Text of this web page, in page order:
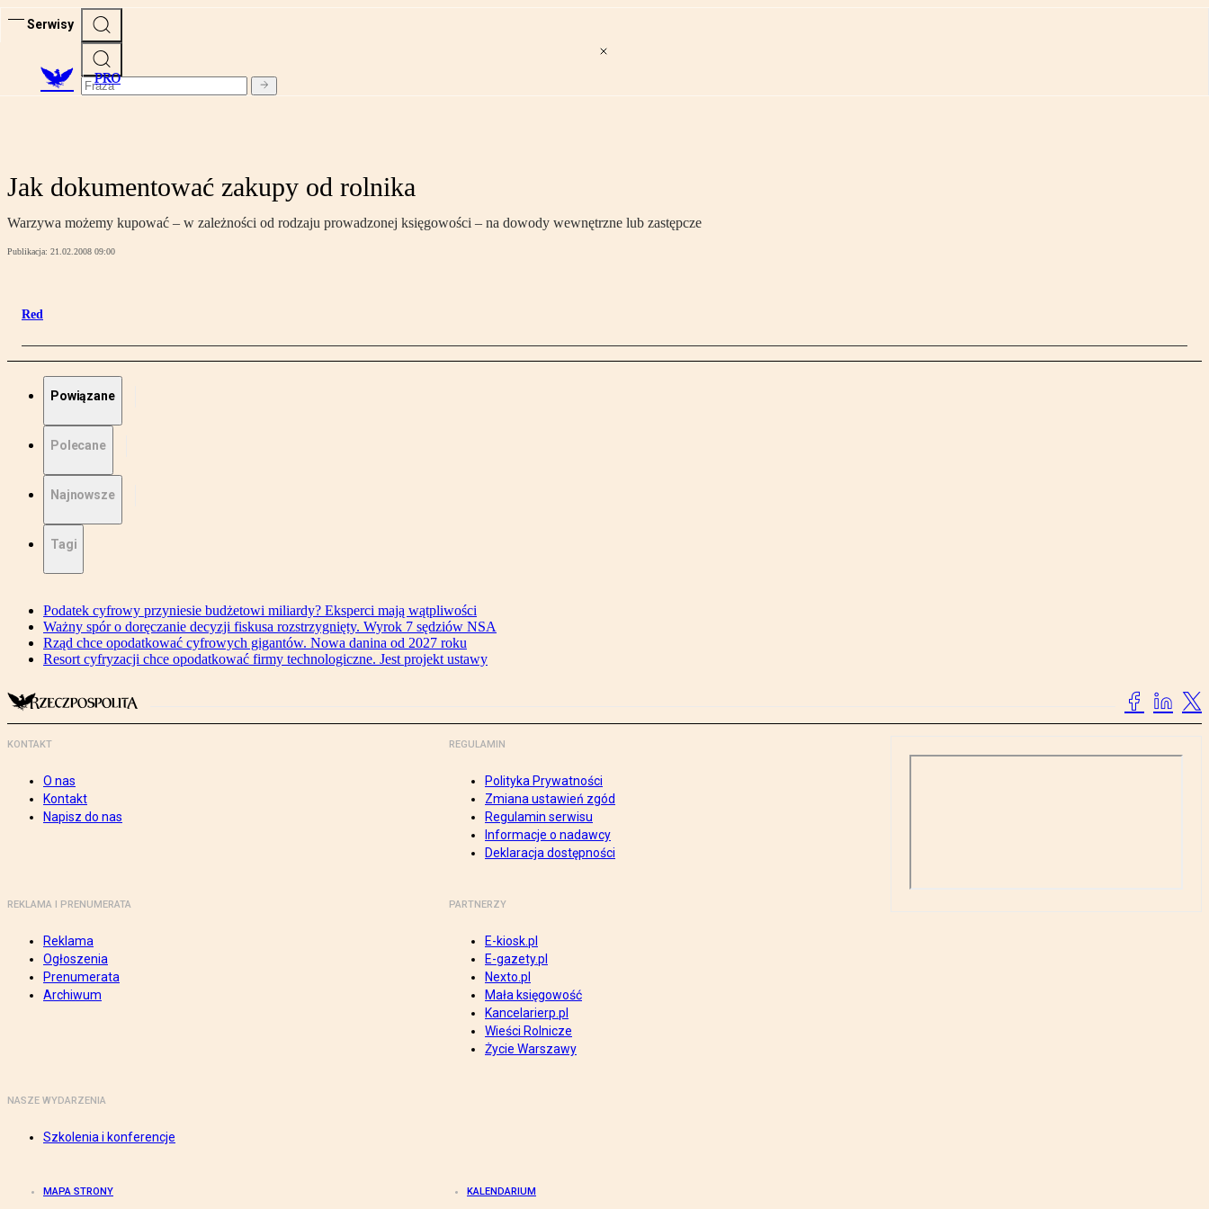
Serwisy
PRO
Jak dokumentować zakupy od rolnika
Warzywa możemy kupować – w zależności od rodzaju prowadzonej księgowości – na dowody wewnętrzne lub zastępcze
Publikacja: 21.02.2008 09:00
Red
Powiązane
Polecane
Najnowsze
Tagi
Podatek cyfrowy przyniesie budżetowi miliardy? Eksperci mają wątpliwości
Ważny spór o doręczanie decyzji fiskusa rozstrzygnięty. Wyrok 7 sędziów NSA
Rząd chce opodatkować cyfrowych gigantów. Nowa danina od 2027 roku
Resort cyfryzacji chce opodatkować firmy technologiczne. Jest projekt ustawy
KONTAKT
O nas
Kontakt
Napisz do nas
REGULAMIN
Polityka Prywatności
Zmiana ustawień zgód
Regulamin serwisu
Informacje o nadawcy
Deklaracja dostępności
REKLAMA I PRENUMERATA
Reklama
Ogłoszenia
Prenumerata
Archiwum
PARTNERZY
E-kiosk.pl
E-gazety.pl
Nexto.pl
Mała księgowość
Kancelarierp.pl
Wieści Rolnicze
Życie Warszawy
NASZE WYDARZENIA
Szkolenia i konferencje
MAPA STRONY KALENDARIUM